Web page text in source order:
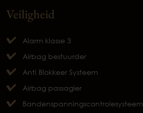
Veiligheid
Alarm klasse 3
Airbag bestuurder
Anti Blokkeer Systeem
Airbag passagier
Bandenspanningscontrolesysteem